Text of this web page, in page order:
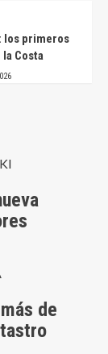
los primeros
Costa
de